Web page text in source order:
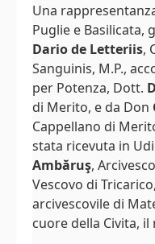
Una
Puglie e Basilicata,
Dario de Letteriis,
Sanguinis, M.P.,
per Potenza, Dott.
di Merito, e da Don
Cappellano di
stata ricevuta in
Ambăruş,
Vescovo di
arcivescovile di
cuore della Civita,